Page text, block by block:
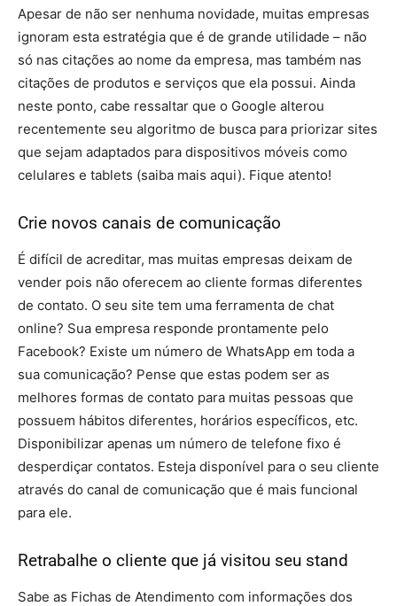
Apesar de não ser nenhuma novidade, muitas empresas
ignoram esta estratégia que é de grande utilidade – não
só nas citações ao nome da empresa, mas também nas
citações de produtos e serviços que ela possui. Ainda
neste ponto, cabe ressaltar que o Google alterou
recentemente seu algoritmo de busca para priorizar sites
que sejam adaptados para dispositivos móveis como
celulares e tablets (saiba mais aqui). Fique atento!
Crie novos canais de comunicação
É difícil de acreditar, mas muitas empresas deixam de
vender pois não oferecem ao cliente formas diferentes
de contato. O seu site tem uma ferramenta de chat
online? Sua empresa responde prontamente pelo
Facebook? Existe um número de WhatsApp em toda a
sua comunicação? Pense que estas podem ser as
melhores formas de contato para muitas pessoas que
possuem hábitos diferentes, horários específicos, etc.
Disponibilizar apenas um número de telefone fixo é
desperdiçar contatos. Esteja disponível para o seu cliente
através do canal de comunicação que é mais funcional
para ele.
Retrabalhe o cliente que já visitou seu stand
Sabe as Fichas de Atendimento com informações dos